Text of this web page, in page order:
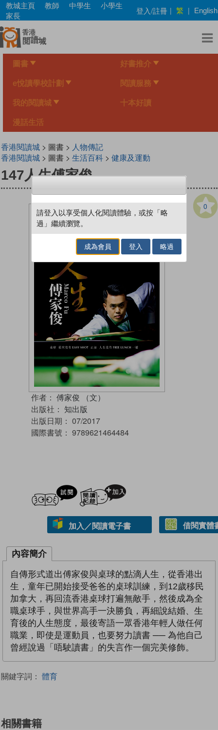
Skip
main
content
教城主頁 教師 中學生
小學生
家長
登入/註冊 | 繁 | English
圖書 好書推介
e悅讀學校計劃 閱讀服務
我的閱讀城 十本好讀
漫話生活
香港閱讀城> 圖書 > 人物傳記
香港閱讀城> 圖書 > 生活百科> 健康及運動
147人生傅家俊
0
作者： 傅家俊 （文）
出版社： 知出版
出版日期： 07/2017
國際書號： 9789621464484
試閲
加入／閱讀電子書 借閱實體
內容簡介
自傳形式道出傅家俊與桌球的點滴人生，從香港出
生，童年已開始接受爸爸的桌球訓練，到12歲移民
加拿大，再回流香港桌球打遍無敵手，然後成為全
職桌球手，與世界高手一決勝負，再細說結婚、生
育後的人生態度，最後寄語一眾香港年輕人做任何
職業，即使是運動員，也要努力讀書 ── 為他自己
曾經說過「唔駛讀書」的失言作一個完美修飾。
關鍵字詞： 體育
相關書籍
請登入以享受個人化閱讀體驗，或按「略
過」繼續瀏覽。
成為會員 登入 略過